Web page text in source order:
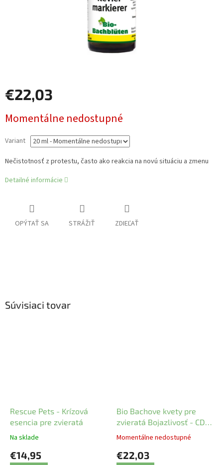
€22,03
cena:
Momentálne nedostupné
Variant
Nečistotnosť z protestu, často ako reakcia na novú situáciu a zmenu
Detailné informácie
OPÝTAŤ SA STRÁŽIŤ ZDIEĽAŤ
Súvisiaci tovar
Rescue Pets - Krízová
esencia pre zvieratá
Na sklade
€14,95
Bio Bachove kvety pre
zvieratá Bojazlivosť - CD
Momentálne nedostupné
€22,03